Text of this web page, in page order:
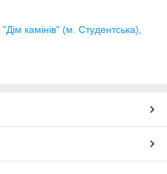
камінів" (м. Студентська),